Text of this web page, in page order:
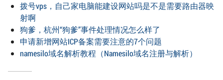
拨号vps，自己家电脑能建设网站吗是不是需要路由器映
射啊
狗爹，杭州“狗爹”事件处理情况怎么样了
申请新增网站ICP备案需要注意的7个问题
namesilo域名解析教程（Namesilo域名注册与解析）